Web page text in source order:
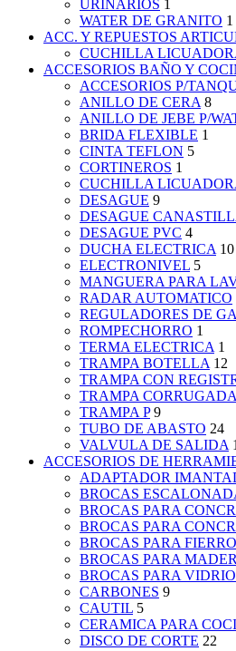
URINARIOS 1
WATER DE GRANITO 1
ACC. Y REPUESTOS
CUCHILLA
ACCESORIOS BAÑO Y
ACCESORIOS P/
ANILLO DE CERA 8
ANILLO DE JEBE P/
BRIDA FLEXIBLE 1
CINTA TEFLON 5
CORTINEROS 1
CUCHILLA
DESAGUE 9
DESAGUE
DESAGUE PVC 4
DUCHA ELECTRICA 10
ELECTRONIVEL 5
MANGUERA PARA
RADAR AUTOMATICO
REGULADORES DE
ROMPECHORRO 1
TERMA ELECTRICA 1
TRAMPA BOTELLA 12
TRAMPA CON
TRAMPA CORRUGADA
TRAMPA P 9
TUBO DE ABASTO 24
VALVULA DE SALIDA 1
ACCESORIOS DE
ADAPTADOR
BROCAS
BROCAS PARA
BROCAS PARA
BROCAS PARA FIERRO
BROCAS PARA
BROCAS PARA
CARBONES 9
CAUTIL 5
CERAMICA PARA
DISCO DE CORTE 22